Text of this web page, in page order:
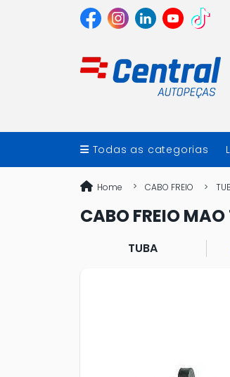
Todas as categorias
Home CABO FREIO
CABO FREIO
TUBA